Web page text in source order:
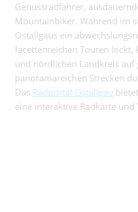
Genussradfahrer,
Mountainbiker. Während im
Ostallgäus ein
facettenreichen Touren
und nördlichen Landkreis auf
panoramareichen Strecken
Das Radportal Ostallgäu
eine interaktive Radkarte und